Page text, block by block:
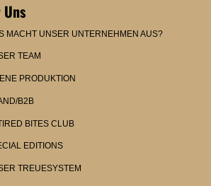
MACHT UNSER UNTERNEHMEN AUS?
TEAM
PRODUKTION
B2B
BITES CLUB
EDITIONS
TREUESYSTEM